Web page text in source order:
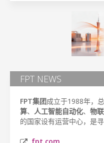
FPT NEWS
FPT集团成立于1988年，
算、 人工智能自动化、 物
的国家设有运营中心，是